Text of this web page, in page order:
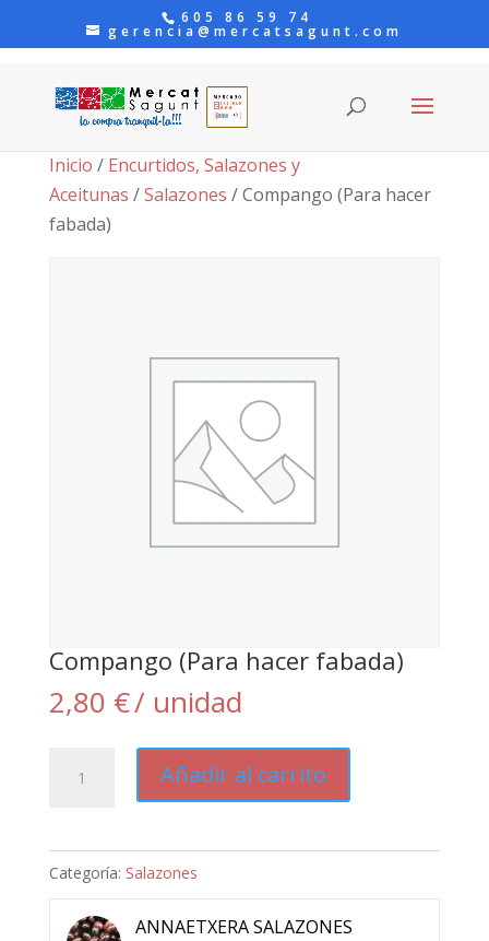
605 86 59 74
gerencia@mercatsagunt.com
Inicio / Encurtidos, Salazones y
Aceitunas /Salazones / Compango (Para hacer
fabada)
Compango (Para hacer fabada)
2,80 €/ unidad
(Para
fabada)
cantidad
Añadir al carrito
Categoría: Salazones
ANNAETXERA SALAZONES